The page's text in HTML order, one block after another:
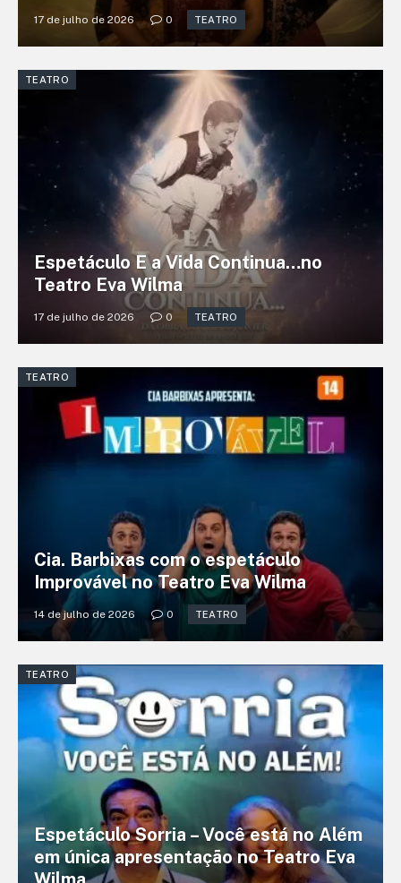
17 de julho de 2026 0 TEATRO
TEATRO
Espetáculo E a Vida Continua…no
Teatro Eva Wilma
17 de julho de 2026 0 TEATRO
TEATRO
Cia. Barbixas com o espetáculo
Improvável no Teatro Eva Wilma
14 de julho de 2026 0 TEATRO
TEATRO
Espetáculo Sorria – Você está no Além
em única apresentação no Teatro Eva